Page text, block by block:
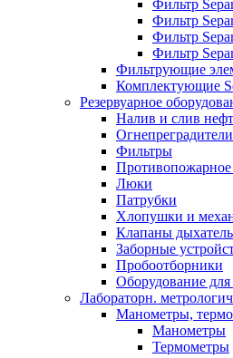
Фильтр
Фильтр
Фильтр
Фильтр
Фильтрующие
Комплектующие
Резервуарное
Налив и слив
Огнепреградители
Фильтры
Противопожарное
Люки
Патрубки
Хлопушки и
Клапаны
Заборные
Пробоотборники
Оборудование
Лабораторн.
Манометры,
Манометры
Термометры